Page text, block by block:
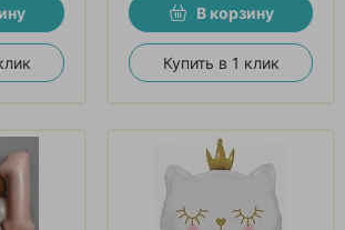
В корзину
Купить в 1 клик